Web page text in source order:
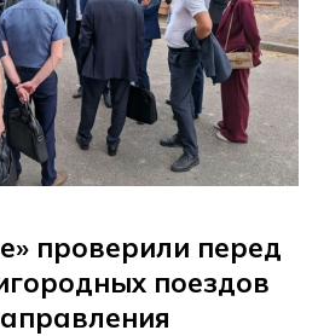
проверили перед
поездов